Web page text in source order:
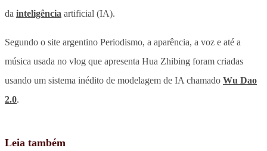
da inteligência artificial (IA).
Segundo o site argentino Periodismo, a aparência, a voz e até a
música usada no vlog que apresenta Hua Zhibing foram criadas
usando um sistema inédito de modelagem de IA chamado Wu Dao
2.0.
Leia também